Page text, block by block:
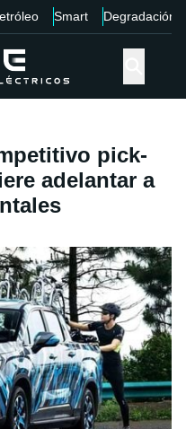
Smart Degradación
pick-
adelantar a